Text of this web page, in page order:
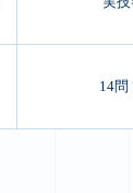
14問